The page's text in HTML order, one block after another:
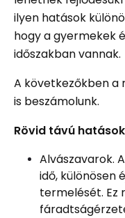
ilyen hatások
hogy a gyermekek
időszakban vannak.
A következőkben a
is beszámolunk.
Rövid távú hatások
Alvászavarok.
idő, különösen
termelését. Ez